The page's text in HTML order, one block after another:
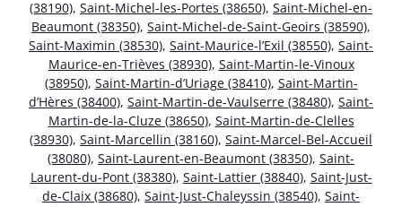
(38190), Saint-Michel-les-Portes (38650), Saint-Michel-en-
Beaumont (38350), Saint-Michel-de-Saint-Geoirs (38590),
Saint-Maximin (38530), Saint-Maurice-l’Exil (38550), Saint-
Maurice-en-Trièves (38930), Saint-Martin-le-Vinoux
(38950), Saint-Martin-d’Uriage (38410), Saint-Martin-
d’Hères (38400), Saint-Martin-de-Vaulserre (38480), Saint-
Martin-de-la-Cluze (38650), Saint-Martin-de-Clelles
(38930), Saint-Marcellin (38160), Saint-Marcel-Bel-Accueil
(38080), Saint-Laurent-en-Beaumont (38350), Saint-
Laurent-du-Pont (38380), Saint-Lattier (38840), Saint-Just-
de-Claix (38680), Saint-Just-Chaleyssin (38540), Saint-